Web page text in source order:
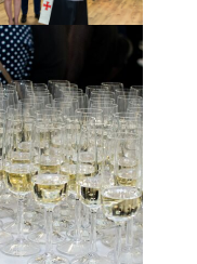
szkolny
specjalny
psychologiczno-